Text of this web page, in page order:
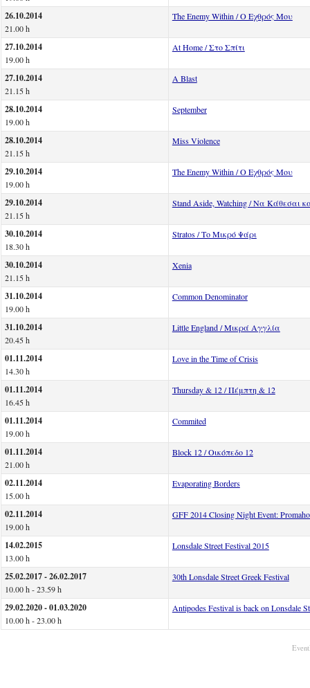
26.10.2014
21.00 h
The Enemy Within / Ο Εχθρός Mου
27.10.2014
19.00 h
At Home / Στο Σπίτι
27.10.2014
21.15 h
A Blast
28.10.2014
19.00 h
September
28.10.2014
21.15 h
Miss Violence
29.10.2014
19.00 h
The Enemy Within / Ο Εχθρός Mου
29.10.2014
21.15 h
Stand Aside, Watching / Να Κάθεσαι
30.10.2014
18.30 h
Stratos / Το Μικρό Ψάρι
30.10.2014
21.15 h
Xenia
31.10.2014
19.00 h
Common Denominator
31.10.2014
20.45 h
Little England / Μικρά Αγγλία
01.11.2014
14.30 h
Love in the Time of Crisis
01.11.2014
16.45 h
Thursday & 12 / Πέμπτη & 12
01.11.2014
19.00 h
Commited
01.11.2014
21.00 h
Block 12 / Οικόπεδο 12
02.11.2014
15.00 h
Evaporating Borders
02.11.2014
19.00 h
GFF 2014 Closing Night Event:
14.02.2015
13.00 h
Lonsdale Street Festival 2015
25.02.2017 - 26.02.2017
10.00 h - 23.59 h
30th Lonsdale Street Greek Festival
29.02.2020 - 01.03.2020
10.00 h - 23.00 h
Antipodes Festival is back on Lonsdale